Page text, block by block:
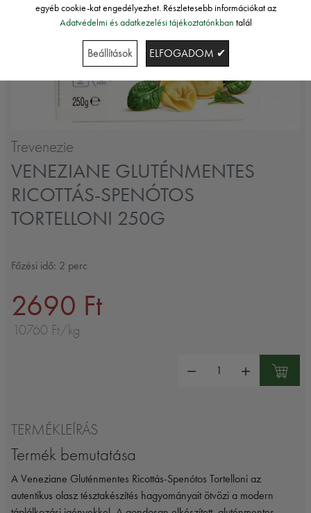
Trevenezie
VENEZIANE GLUTÉNMENTES
RICOTTÁS-SPENÓTOS
TORTELLONI 250G
Főzési idő: 2 perc
2690 Ft
10760 Ft/kg
TERMÉKLEÍRÁS
Termék bemutatása
A Veneziane Gluténmentes Ricottás-Spenótos Tortelloni az
autentikus olasz tésztakészítés hagyományait ötvözi a modern
egyéb cookie-kat engedélyezhet. Részletesebb információkat az
Adatvédelmi és adatkezelési tájékoztatónkban talál
Beállítások ELFOGADOM ✔